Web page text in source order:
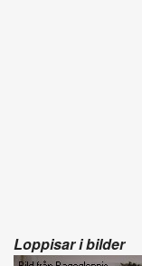
Loppisar i bilder